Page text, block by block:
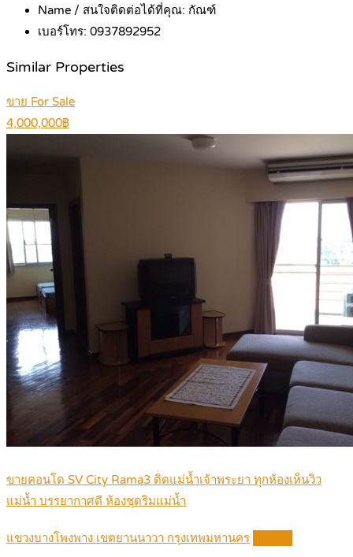
Name / สนใจติดต่อได้ที่คุณ: กัณฑ์
เบอร์โทร: 0937892952
Similar Properties
ขาย For Sale
4,000,000฿
ขายคอนโด SV City Rama3 ติดแม่น้ำเจ้าพระยา ทุกห้องเห็นวิว
แม่น้ำ บรรยากาศดี ห้องชุดริมแม่น้ำ
แขวงบางโพงพาง เขตยานนาวา กรุงเทพมหานคร